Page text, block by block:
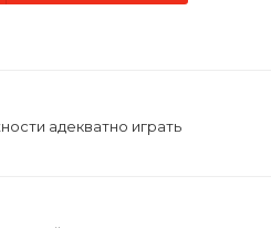
адекватно играть